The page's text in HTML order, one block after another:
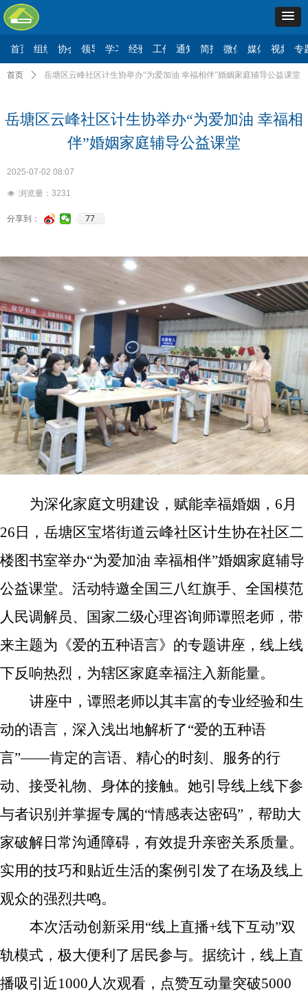
首页 组织机构协会要闻领导讲话学习二十大
经验交流工作动态通知公告简报信息微信公众号
媒体报道视频展专
岳塘区云峰社区计生协举办“为爱加油 幸福相
伴”婚姻家庭辅导公益课堂
为深化家庭文明建设，赋能幸福婚姻，6月
26日， 岳塘区宝塔街道云峰社区计生协在社区二
楼图书室举办“为爱加油 幸福相伴”婚姻家庭辅导
公益课堂。活动特邀全国三八红旗手、全国模范
人民调解员、国家二级心理咨询师谭照老师，带
来主题为《爱的五种语言》的专题讲座，线上线
下反响热烈，为辖区家庭幸福注入新能量。
讲座中，谭照老师以其丰富的专业经验和生
动的语言，深入浅出地解析了“爱的五种语
言”——肯定的言语、精心的时刻、服务的行
动、接受礼物、身体的接触。她引导线上线下参
与者识别并掌握专属的“情感表达密码”，帮助大
家破解日常沟通障碍，有效提升亲密关系质量。
实用的技巧和贴近生活的案例引发了在场及线上
观众的强烈共鸣。
本次活动创新采用“线上直播+线下互动”双
轨模式，极大便利了居民参与。据统计，线上直
播吸引近1000人次观看，点赞互动量突破5000
首页 ꄲ 岳塘区云峰社区计生协举办“为爱加油 幸福相伴”婚姻家庭辅导公益课堂
2025-07-02 08:07
넶 浏览量： 3231
分享到： 77